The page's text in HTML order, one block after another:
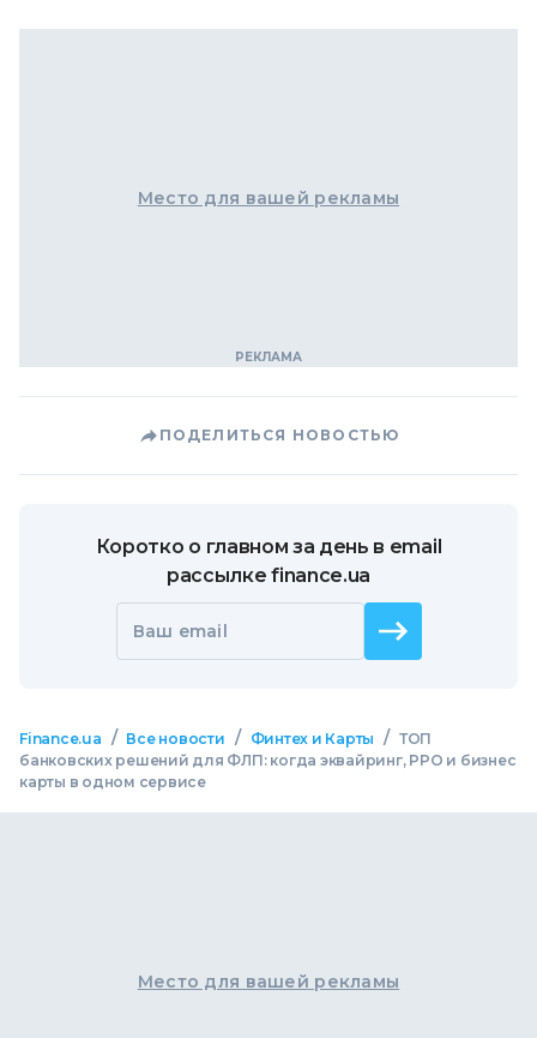
Место для вашей рекламы
ПОДЕЛИТЬСЯ НОВОСТЬЮ
Коротко о главном за день в email
рассылке finance.ua
Ваш email
Finance.ua / Все новости / Финтех и Карты / ТОП
банковских решений для ФЛП: когда эквайринг, РРО и бизнес
карты в одном сервисе
Место для вашей рекламы